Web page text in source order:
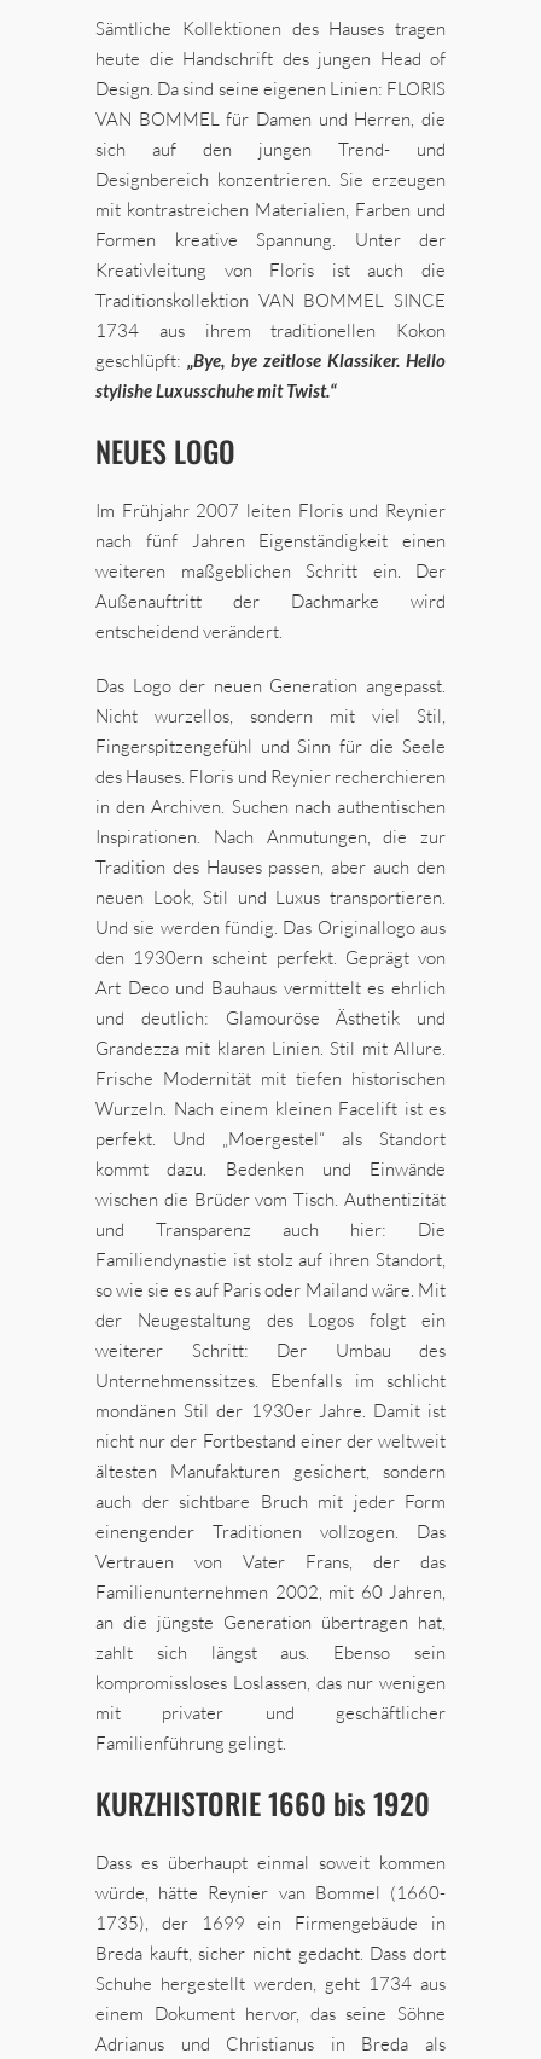
Sämtliche Kollektionen des Hauses tragen
heute die Handschrift des jungen Head of
Design. Da sind seine eigenen Linien: FLORIS
VAN BOMMEL für Damen und Herren, die
sich auf den jungen Trend- und
Designbereich konzentrieren. Sie erzeugen
mit kontrastreichen Materialien, Farben und
Formen kreative Spannung. Unter der
Kreativleitung von Floris ist auch die
Traditionskollektion VAN BOMMEL SINCE
1734 aus ihrem traditionellen Kokon
geschlüpft: „Bye, bye zeitlose Klassiker. Hello
stylishe Luxusschuhe mit Twist.“
NEUES LOGO
Im Frühjahr 2007 leiten Floris und Reynier
nach fünf Jahren Eigenständigkeit einen
weiteren maßgeblichen Schritt ein. Der
Außenauftritt der Dachmarke wird
entscheidend verändert.
Das Logo der neuen Generation angepasst.
Nicht wurzellos, sondern mit viel Stil,
Fingerspitzengefühl und Sinn für die Seele
des Hauses. Floris und Reynier recherchieren
in den Archiven. Suchen nach authentischen
Inspirationen. Nach Anmutungen, die zur
Tradition des Hauses passen, aber auch den
neuen Look, Stil und Luxus transportieren.
Und sie werden fündig. Das Originallogo aus
den 1930ern scheint perfekt. Geprägt von
Art Deco und Bauhaus vermittelt es ehrlich
und deutlich: Glamouröse Ästhetik und
Grandezza mit klaren Linien. Stil mit Allure.
Frische Modernität mit tiefen historischen
Wurzeln. Nach einem kleinen Facelift ist es
perfekt. Und „Moergestel“ als Standort
kommt dazu. Bedenken und Einwände
wischen die Brüder vom Tisch. Authentizität
und Transparenz auch hier: Die
Familiendynastie ist stolz auf ihren Standort,
so wie sie es auf Paris oder Mailand wäre. Mit
der Neugestaltung des Logos folgt ein
weiterer Schritt: Der Umbau des
Unternehmenssitzes. Ebenfalls im schlicht
mondänen Stil der 1930er Jahre. Damit ist
nicht nur der Fortbestand einer der weltweit
ältesten Manufakturen gesichert, sondern
auch der sichtbare Bruch mit jeder Form
einengender Traditionen vollzogen. Das
Vertrauen von Vater Frans, der das
Familienunternehmen 2002, mit 60 Jahren,
an die jüngste Generation übertragen hat,
zahlt sich längst aus. Ebenso sein
kompromissloses Loslassen, das nur wenigen
mit privater und geschäftlicher
Familienführung gelingt.
KURZHISTORIE 1660 bis 1920
Dass es überhaupt einmal soweit kommen
würde, hätte Reynier van Bommel (1660-
1735), der 1699 ein Firmengebäude in
Breda kauft, sicher nicht gedacht. Dass dort
Schuhe hergestellt werden, geht 1734 aus
einem Dokument hervor, das seine Söhne
Adrianus und Christianus in Breda als